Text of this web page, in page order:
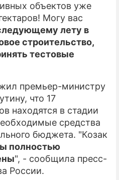
объектов уже
Могу вас
лету в
строительство,
тестовые
премьер-министру
что 17
находятся в стадии
средства
бюджета. "Козак
полностью
", - сообщила пресс-
России.